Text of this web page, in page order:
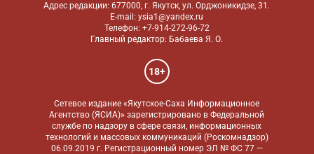
Адрес редакции: 677000, г. Якутск, ул. Орджоникидзе, 31.
E-mail: ysia1@yandex.ru
Телефон: +7-914-272-96-72
Главный редактор: Бабаева Я. О.
18+
Сетевое издание «Якутское-Саха Информационное
Агентство (ЯСИА)» зарегистрировано в Федеральной
службе по надзору в сфере связи, информационных
технологий и массовых коммуникаций (Роскомнадзор)
06.09.2019 г. Регистрационный номер ЭЛ № ФС 77 —